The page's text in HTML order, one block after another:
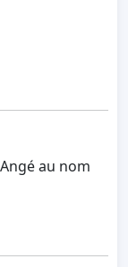
au nom